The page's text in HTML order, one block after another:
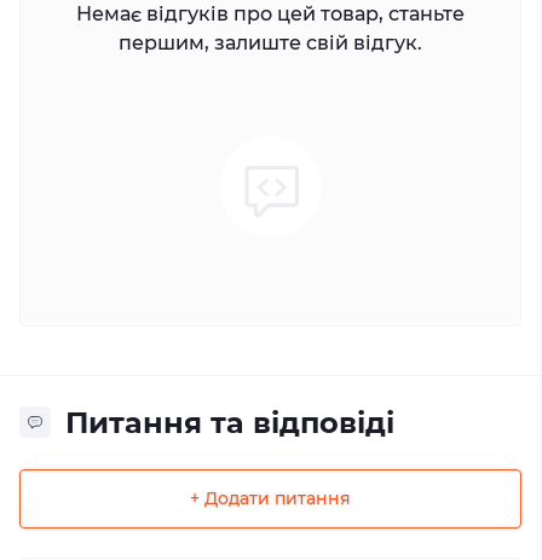
Немає відгуків про цей товар, станьте
першим, залиште свій відгук.
Питання та відповіді
+ Додати питання